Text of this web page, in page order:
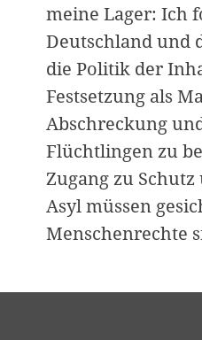
meine Lager: Ich
Deutschland und
die Politik der
Festsetzung als
Abschreckung
Flüchtlingen zu
Zugang zu
Asyl müssen
Menschenrechte